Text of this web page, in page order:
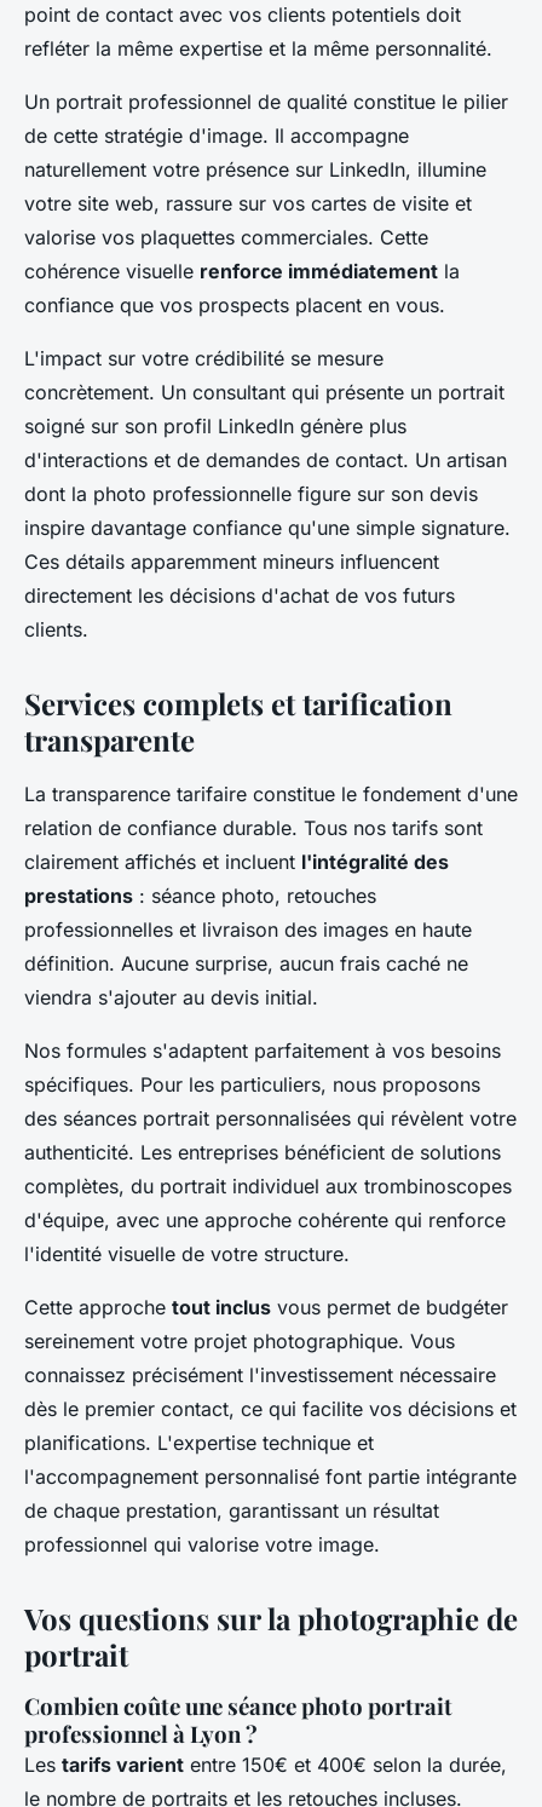
point de contact avec vos clients potentiels doit
refléter la même expertise et la même personnalité.
Un portrait professionnel de qualité constitue le pilier
de cette stratégie d'image. Il accompagne
naturellement votre présence sur LinkedIn, illumine
votre site web, rassure sur vos cartes de visite et
valorise vos plaquettes commerciales. Cette
cohérence visuelle renforce immédiatement la
confiance que vos prospects placent en vous.
L'impact sur votre crédibilité se mesure
concrètement. Un consultant qui présente un portrait
soigné sur son profil LinkedIn génère plus
d'interactions et de demandes de contact. Un artisan
dont la photo professionnelle figure sur son devis
inspire davantage confiance qu'une simple signature.
Ces détails apparemment mineurs influencent
directement les décisions d'achat de vos futurs
clients.
Services complets et tarification
transparente
La transparence tarifaire constitue le fondement d'une
relation de confiance durable. Tous nos tarifs sont
clairement affichés et incluent l'intégralité des
prestations : séance photo, retouches
professionnelles et livraison des images en haute
définition. Aucune surprise, aucun frais caché ne
viendra s'ajouter au devis initial.
Nos formules s'adaptent parfaitement à vos besoins
spécifiques. Pour les particuliers, nous proposons
des séances portrait personnalisées qui révèlent votre
authenticité. Les entreprises bénéficient de solutions
complètes, du portrait individuel aux trombinoscopes
d'équipe, avec une approche cohérente qui renforce
l'identité visuelle de votre structure.
Cette approche tout inclus vous permet de budgéter
sereinement votre projet photographique. Vous
connaissez précisément l'investissement nécessaire
dès le premier contact, ce qui facilite vos décisions et
planifications. L'expertise technique et
l'accompagnement personnalisé font partie intégrante
de chaque prestation, garantissant un résultat
professionnel qui valorise votre image.
Vos questions sur la photographie de
portrait
Combien coûte une séance photo portrait
professionnel à Lyon ?
Les tarifs varient entre 150€ et 400€ selon la durée,
le nombre de portraits et les retouches incluses.